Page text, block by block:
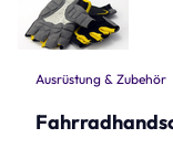
Ausrüstung & Zubehör